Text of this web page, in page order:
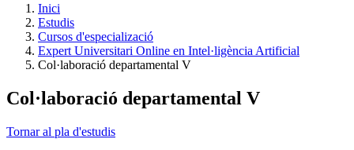
Inici
Estudis
Cursos d'especializació
Expert Universitari Online en Intel·ligència Artificial
Col·laboració departamental V
Col·laboració departamental V
Tornar al pla d'estudis